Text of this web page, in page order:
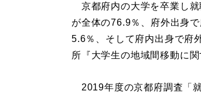
京都府内の大学を卒業し就
が全体の76.9％、府外出身
5.6％、そして府内出身で府
所『大学生の地域間移動に
2019年度の京都府調査「